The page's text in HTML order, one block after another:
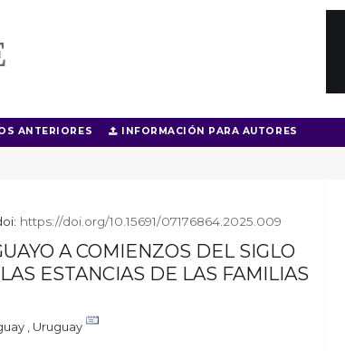
ANTERIORES INFORMACIÓN PARA AUTORES
https://doi.org/10.15691/07176864.2025.009
A COMIENZOS DEL SIGLO
ESTANCIAS DE LAS FAMILIAS
, Uruguay